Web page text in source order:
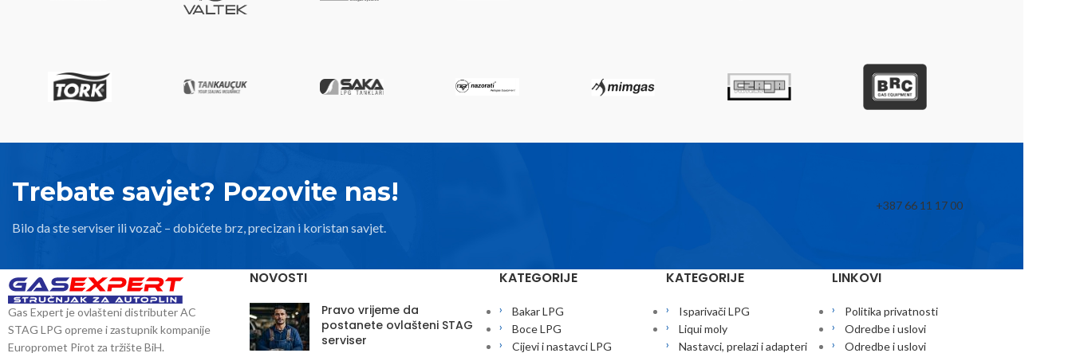
Trebate savjet? Pozovite nas!
Bilo da ste serviser ili vozač – dobićete brz, precizan i koristan savjet.
+387 66 11 17 00
Gas Expert je ovlašteni distributer AC
STAG LPG opreme i zastupnik kompanije
Europromet Pirot za tržište BiH.
NOVOSTI
Pravo vrijeme da
postanete ovlašteni STAG
serviser
KATEGORIJE
Bakar LPG
Boce LPG
Cijevi i nastavci LPG
KATEGORIJE
Isparivači LPG
Liqui moly
Nastavci, prelazi i adapteri
LINKOVI
Politika privatnosti
Odredbe i uslovi
Odredbe i uslovi